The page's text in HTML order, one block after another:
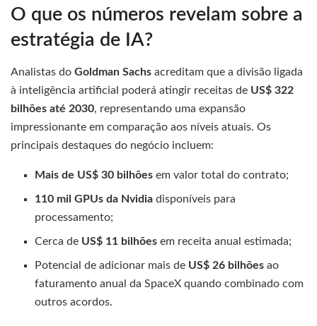
O que os números revelam sobre a
estratégia de IA?
Analistas do Goldman Sachs acreditam que a divisão ligada
à inteligência artificial poderá atingir receitas de US$ 322
bilhões até 2030, representando uma expansão
impressionante em comparação aos níveis atuais. Os
principais destaques do negócio incluem:
Mais de US$ 30 bilhões em valor total do contrato;
110 mil GPUs da Nvidia disponíveis para
processamento;
Cerca de US$ 11 bilhões em receita anual estimada;
Potencial de adicionar mais de US$ 26 bilhões ao
faturamento anual da SpaceX quando combinado com
outros acordos.